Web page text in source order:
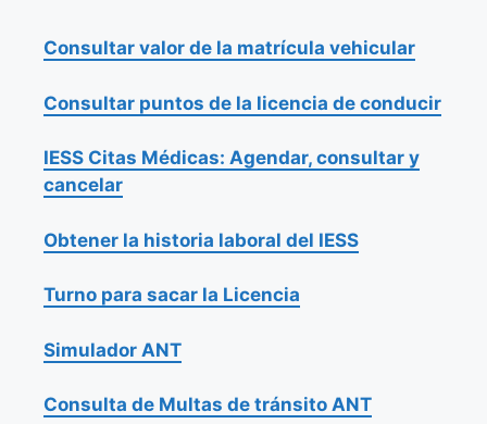
Consultar valor de la matrícula vehicular
Consultar puntos de la licencia de conducir
IESS Citas Médicas: Agendar, consultar y
cancelar
Obtener la historia laboral del IESS
Turno para sacar la Licencia
Simulador ANT
Consulta de Multas de tránsito ANT